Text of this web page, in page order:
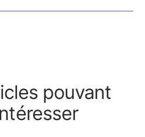
pouvant